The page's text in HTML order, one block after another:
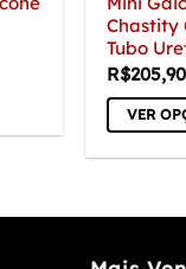
Chastity
Tubo
R$205,90
VER